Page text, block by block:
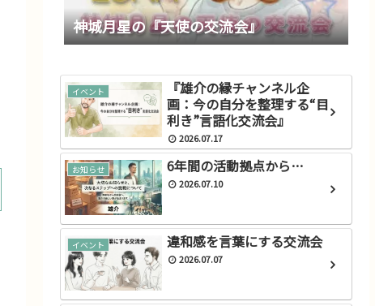
神城月星の『天使の交流会』
イベント
『雄介の縁チャンネル企
画：今の自分を整理する“目
利き”言語化交流会』
2026.07.17
お知らせ 6年間の活動拠点から…
2026.07.10
イベント 違和感を言葉にする交流会
2026.07.07